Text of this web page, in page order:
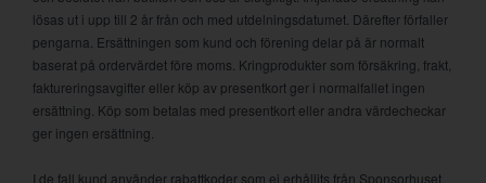
lösas ut i upp till 2 år från och med utdelningsdatumet. Därefter förfaller
pengarna. Ersättningen som kund och förening delar på är normalt
baserat på ordervärdet före moms. Kringprodukter som försäkring, frakt,
faktureringsavgifter eller köp av presentkort ger i normalfallet ingen
ersättning. Köp som betalas med presentkort eller andra värdecheckar
ger ingen ersättning.
I de fall kund använder rabattkoder som ej erhållits från Sponsorhuset